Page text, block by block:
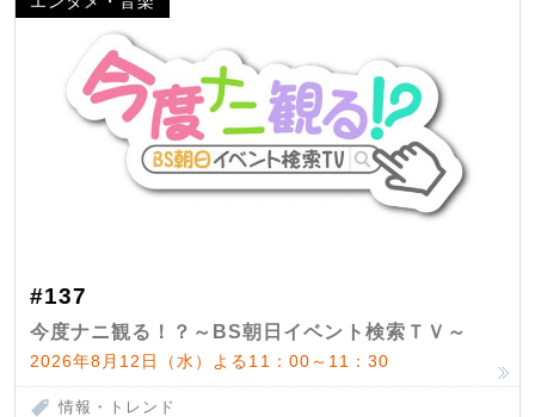
#137
今度ナニ観る！？～BS朝日イベント検索ＴＶ～
2026年8月12日（水）よる11：00～11：30
情報・トレンド